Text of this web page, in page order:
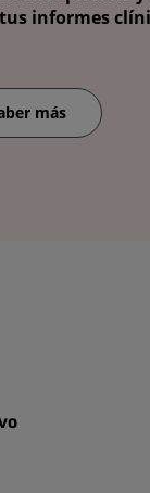
informes
más